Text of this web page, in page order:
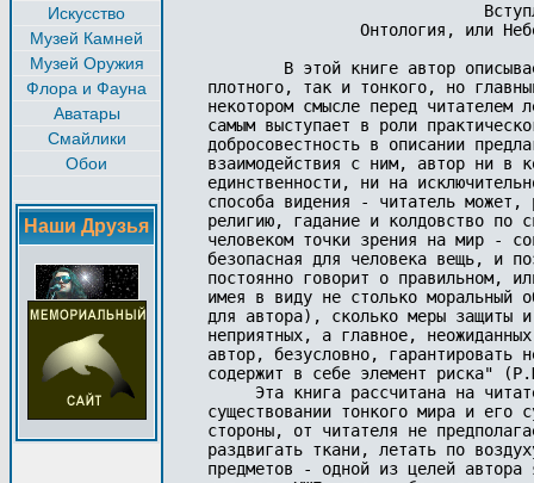
Искусство
Музей Камней
Музей Оружия
Флора и Фауна
Аватары
Смайлики
Обои
Наши Друзья